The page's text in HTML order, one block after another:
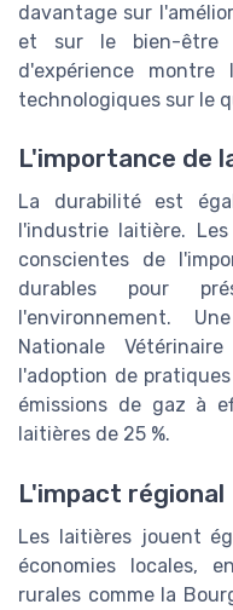
davantage sur
et sur le bien-être
d'expérience
technologiques sur le
L'importance de
La durabilité est
l'industrie laitière.
conscientes de
durables pour
l'environnement.
Nationale
l'adoption de
émissions de gaz à
laitières de 25 %.
L'impact régional
Les laitières jouent
économies locales,
rurales comme la